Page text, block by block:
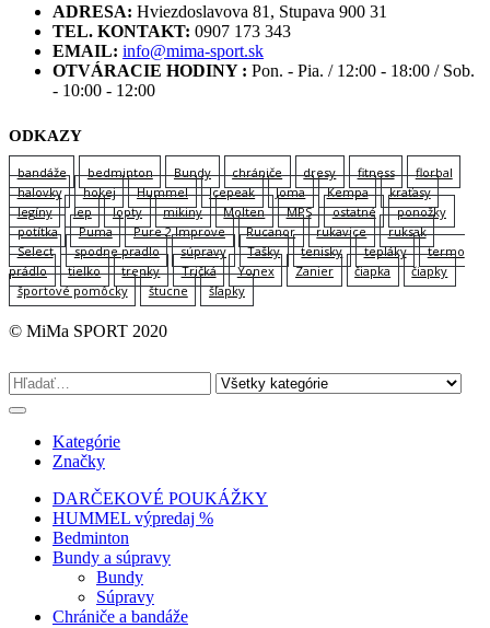
ADRESA: Hviezdoslavova 81, Stupava 900 31
TEL. KONTAKT: 0907 173 343
EMAIL: info@mima-sport.sk
OTVÁRACIE HODINY : Pon. - Pia. / 12:00 - 18:00 / Sob.
- 10:00 - 12:00
ODKAZY
bandáže bedminton Bundy chrániče dresy fitness
florbal
halovky
hokej Hummel Icepeak Joma Kempa
kraťasy
legíny
lep lopty mikiny Molten MPS ostatné
ponožky
potítka
Puma Pure 2 Improve Rucanor rukavice
ruksak
Select
spodne pradlo súpravy Tašky tenisky tepláky
termo
prádlo
tielko trenky Tričká Yonex Zanier čiapka
čiapky
športové pomôcky
štucne šľapky
© MiMa SPORT 2020
Kategórie
Značky
DARČEKOVÉ POUKÁŽKY
HUMMEL výpredaj %
Bedminton
Bundy a súpravy
Bundy
Súpravy
Chrániče a bandáže